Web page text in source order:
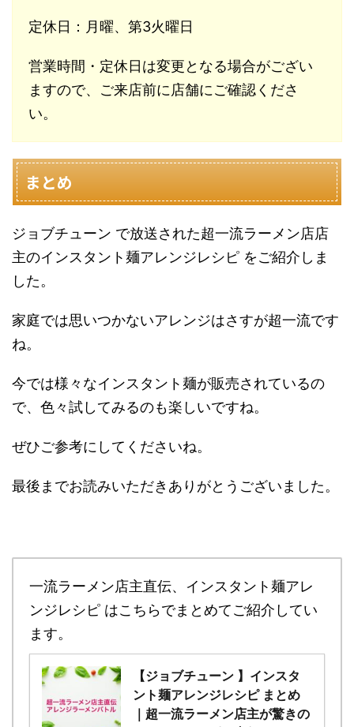
定休日：月曜、第3火曜日
営業時間・定休日は変更となる場合がござい
ますので、ご来店前に店舗にご確認くださ
い。
まとめ
ジョブチューン で放送された超一流ラーメン店店
主のインスタント麺アレンジレシピ をご紹介しま
した。
家庭では思いつかないアレンジはさすが超一流です
ね。
今では様々なインスタント麺が販売されているの
で、色々試してみるのも楽しいですね。
ぜひご参考にしてくださいね。
最後までお読みいただきありがとうございました。
一流ラーメン店主直伝、インスタント麺アレ
ンジレシピ はこちらでまとめてご紹介してい
ます。
【ジョブチューン 】インスタ
ント麺アレンジレシピ まとめ
｜超一流ラーメン店主が驚きの